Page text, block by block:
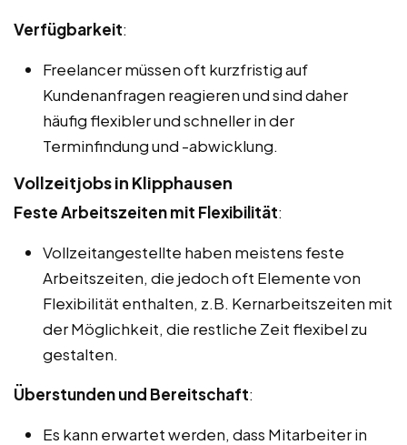
Verfügbarkeit:
Freelancer müssen oft kurzfristig auf
Kundenanfragen reagieren und sind daher
häufig flexibler und schneller in der
Terminfindung und -abwicklung.
Vollzeitjobs in Klipphausen
Feste Arbeitszeiten mit Flexibilität:
Vollzeitangestellte haben meistens feste
Arbeitszeiten, die jedoch oft Elemente von
Flexibilität enthalten, z.B. Kernarbeitszeiten mit
der Möglichkeit, die restliche Zeit flexibel zu
gestalten.
Überstunden und Bereitschaft:
Es kann erwartet werden, dass Mitarbeiter in